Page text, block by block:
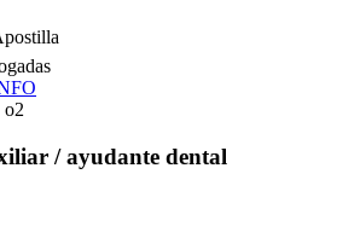
o2
/ ayudante dental